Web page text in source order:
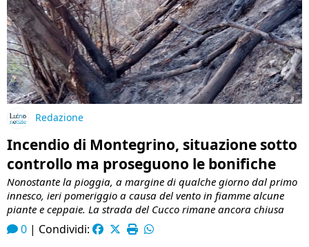
Redazione
Incendio di Montegrino, situazione sotto
controllo ma proseguono le bonifiche
Nonostante la pioggia, a margine di qualche giorno dal primo
innesco, ieri pomeriggio a causa del vento in fiamme alcune
piante e ceppaie. La strada del Cucco rimane ancora chiusa
0 | Condividi: